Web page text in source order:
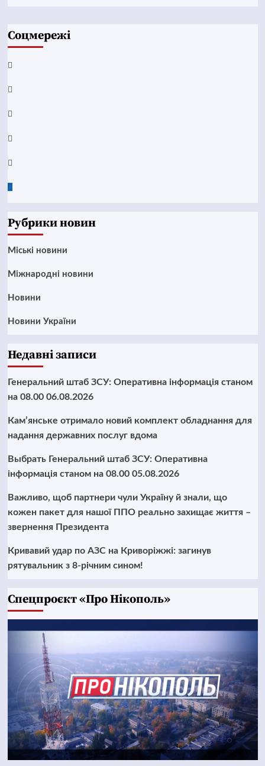
Соцмережі
Facebook
YouTube
Telegram
Instagram
Twitter
Google
Рубрики новин
Mіські новини
Міжнародні новини
Новини
Новини України
Недавні записи
Генеральний штаб ЗСУ: Оперативна інформація станом
на 08.00 06.08.2026
Кам’янське отримало новий комплект обладнання для
надання державних послуг вдома
Выбрать Генеральний штаб ЗСУ: Оперативна
інформація станом на 08.00 05.08.2026
Важливо, щоб партнери чули Україну й знали, що
кожен пакет для нашої ППО реально захищає життя –
звернення Президента
Кривавий удар по АЗС на Криворіжжі: загинув
рятувальник з 8-річним сином!
Cпецпроєкт «Про Нікополь»